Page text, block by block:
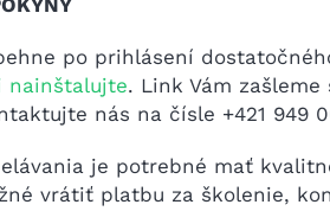
po prihlásení
nainštalujte. Link Vám
nás na čísle +421 949
je potrebné mať
vrátiť platbu za školenie,